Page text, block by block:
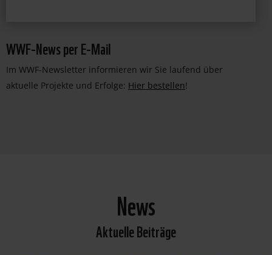
WWF-News per E-Mail
Im WWF-Newsletter informieren wir Sie laufend über
aktuelle Projekte und Erfolge: Hier bestellen!
News
Aktuelle Beiträge